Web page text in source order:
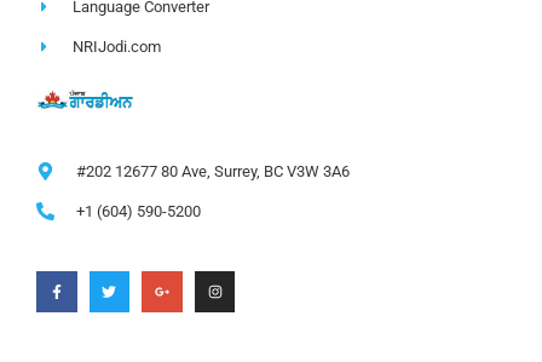
Language Converter
NRIJodi.com
#202 12677 80 Ave, Surrey, BC V3W 3A6
+1 (604) 590-5200